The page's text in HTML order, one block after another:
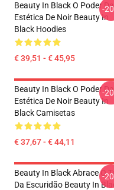
Beauty In Black O Poder Da
Estética De Noir Beauty In
Black Hoodies
€ 39,51 - € 45,95
-
Beauty In Black O Poder Da
Estética De Noir Beauty In
Black Camisetas
€ 37,67 - € 44,11
-
Beauty In Black Abrace O
Da Escuridão Beauty In
-